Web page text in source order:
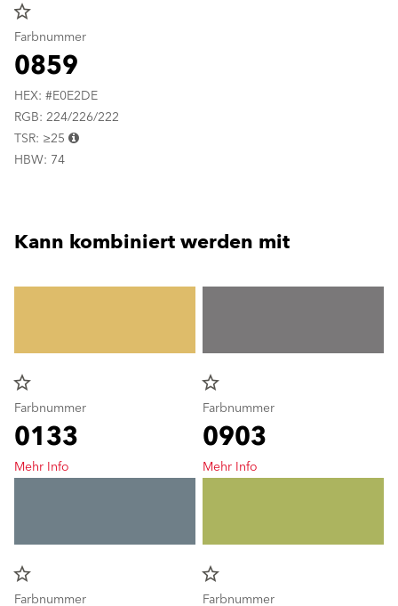
star_border
Farbnummer
0859
HEX: #E0E2DE
RGB: 224/226/222
TSR: ≥25
HBW: 74
Kann kombiniert werden mit
star_border
Farbnummer
0133
Mehr Info
star_border
Farbnummer
star_border
Farbnummer
0903
Mehr Info
star_border
Farbnummer